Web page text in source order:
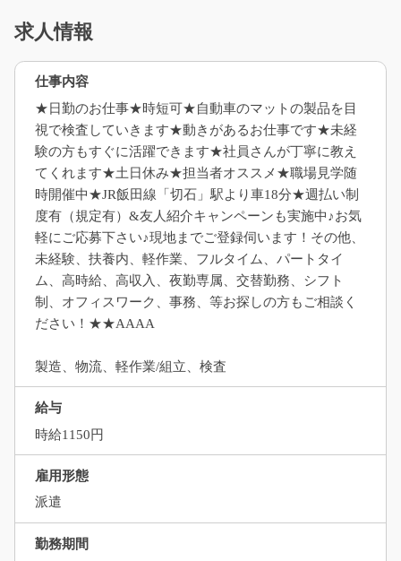
求人情報
仕事内容
★日勤のお仕事★時短可★自動車のマットの製品を目
視で検査していきます★動きがあるお仕事です★未経
験の方もすぐに活躍できます★社員さんが丁寧に教え
てくれます★土日休み★担当者オススメ★職場見学随
時開催中★JR飯田線「切石」駅より車18分★週払い制
度有（規定有）&友人紹介キャンペーンも実施中♪お気
軽にご応募下さい♪現地までご登録伺います！その他、
未経験、扶養内、軽作業、フルタイム、パートタイ
ム、高時給、高収入、夜勤専属、交替勤務、シフト
制、オフィスワーク、事務、等お探しの方もご相談く
ださい！★★AAAA
製造、物流、軽作業/組立、検査
給与
時給1150円
雇用形態
派遣
勤務期間